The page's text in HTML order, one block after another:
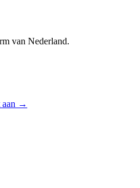
van Nederland.
aan →